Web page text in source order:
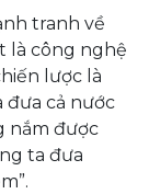
tranh về
là công nghệ
lược là
đưa cả nước
nắm được
ta đưa